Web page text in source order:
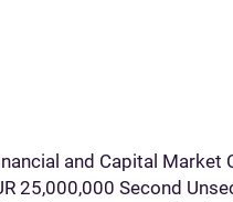
and Capital Market
25,000,000 Second